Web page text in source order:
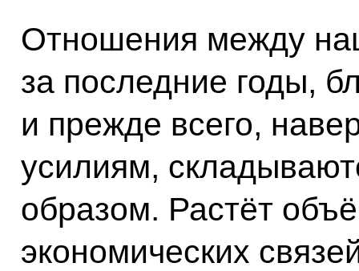
Отношения между
за последние годы,
и прежде всего,
усилиям,
образом. Растёт
экономических